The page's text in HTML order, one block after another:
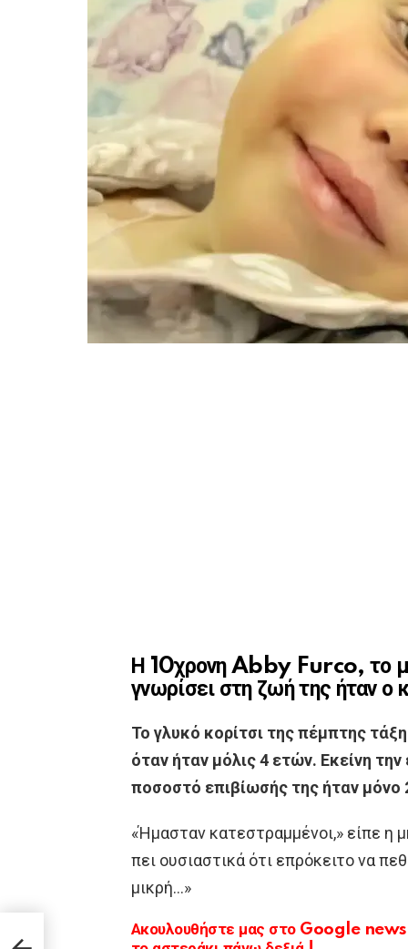
Η 10χρονη Abby Furco, το
γνωρίσει στη ζωή της ήταν ο
Το γλυκό κορίτσι της πέμπτης
όταν ήταν μόλις 4 ετών. Εκείνη
ποσοστό επιβίωσής της ήταν μόνο
«Ήμασταν κατεστραμμένοι,» είπε η
πει ουσιαστικά ότι επρόκειτο να
μικρή…»
Ακουλουθήστε μας στο Google